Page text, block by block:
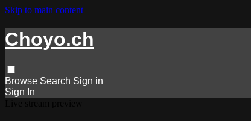
Skip to main content
Choyo.ch
Browse Search Sign in
Sign In